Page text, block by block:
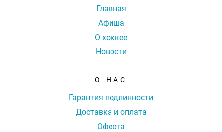
Главная
Афиша
О хоккее
Новости
О НАС
Гарантия подлинности
Доставка и оплата
Оферта